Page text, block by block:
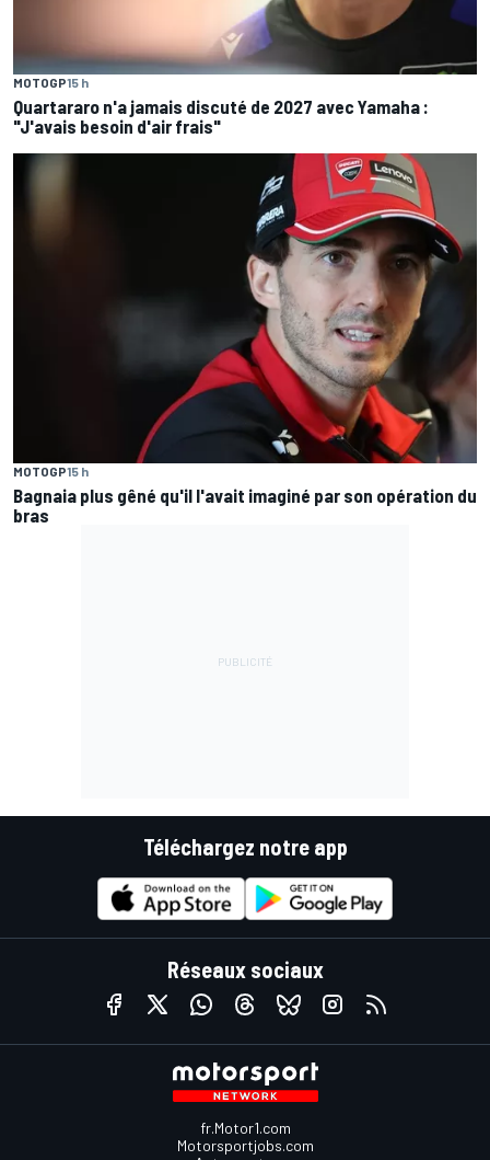
MOTOGP15 h
Quartararo n'a jamais discuté de 2027 avec Yamaha :
"J'avais besoin d'air frais"
MOTOGP15 h
Bagnaia plus gêné qu'il l'avait imaginé par son opération du
bras
Téléchargez notre app
Réseaux sociaux
fr.Motor1.com
Motorsportjobs.com